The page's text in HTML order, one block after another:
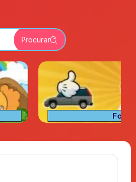
Procurar
Fora de Lugar